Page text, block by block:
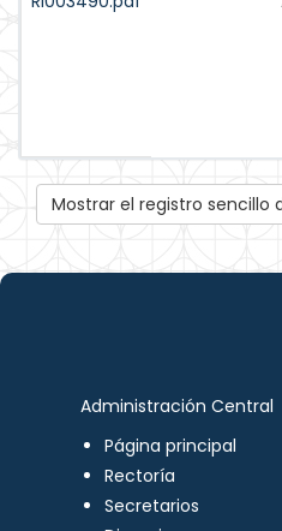
Mostrar el registro sencillo
Administración Central
Página principal
Rectoría
Secretarios